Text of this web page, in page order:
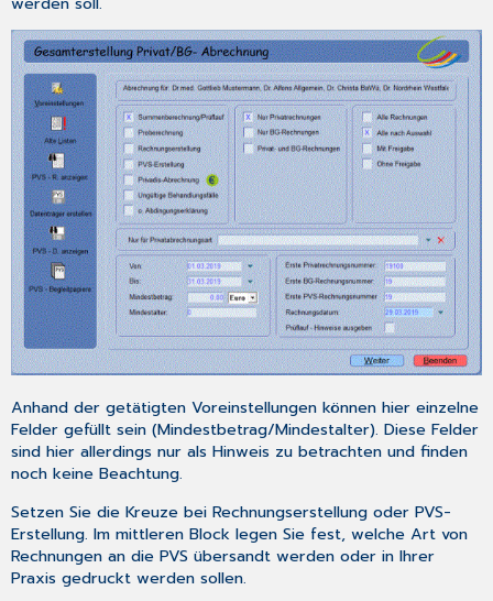
Anhand der getätigten Voreinstellungen können hier einzelne
Felder gefüllt sein (Mindestbetrag/Mindestalter). Diese Felder
sind hier allerdings nur als Hinweis zu betrachten und finden
noch keine Beachtung.
Setzen Sie die Kreuze beiRechnungserstellung oderPVS-
Erstellung. Im mittleren Block legen Sie fest, welche Art von
Rechnungen an die PVS übersandt werden oder in Ihrer
Praxis gedruckt werden sollen.